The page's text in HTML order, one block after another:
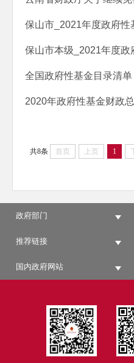
全国政府性基金目录清单
共8条 首页 上页 1
政府部门
推荐链接
国内政府网站